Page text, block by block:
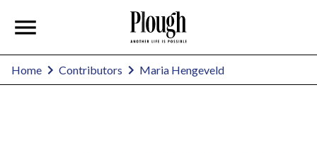
Home Contributors Maria Hengeveld